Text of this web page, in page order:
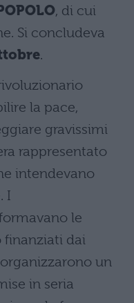
, di cui
Si concludeva
.
la pace,
gravissimi
rappresentato
intendevano
I
le
finanziati dai
un
in seria